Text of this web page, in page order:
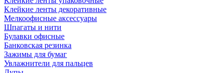
Клейкие ленты декоративные
Мелкоофисные аксессуары
Шпагаты и нити
Булавки офисные
Банковская резинка
Зажимы для бумаг
Увлажнители для пальцев